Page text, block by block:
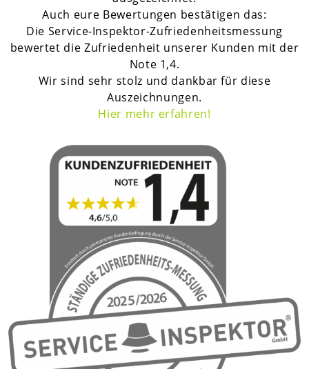
Auch eure Bewertungen bestätigen das:
Die Service-Inspektor-Zufriedenheitsmessung
bewertet die Zufriedenheit unserer Kunden mit der
Note 1,4.
Wir sind sehr stolz und dankbar für diese
Auszeichnungen.
Hier mehr erfahren!